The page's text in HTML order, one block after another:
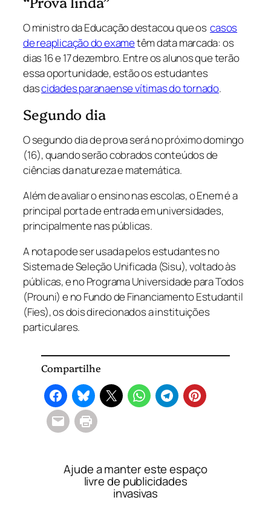
O ministro da Educação destacou que oscasos
de reaplicação do exametêm data marcada: os
dias 16 e 17 dezembro. Entre os alunos que terão
essa oportunidade, estão os estudantes
dascidades paranaense vítimas do tornado.
Segundo dia
O segundo dia de prova será no próximo domingo
(16), quando serão cobrados conteúdos de
ciências da natureza e matemática.
Além de avaliar o ensino nas escolas, o Enem é a
principal porta de entrada em universidades,
principalmente nas públicas.
A nota pode ser usada pelos estudantes no
Sistema de Seleção Unificada (Sisu), voltado às
públicas, e no Programa Universidade para Todos
(Prouni) e no Fundo de Financiamento Estudantil
(Fies), os dois direcionados a instituições
particulares.
Compartilhe
Ajude a manter este espaço
livre de publicidades
invasivas